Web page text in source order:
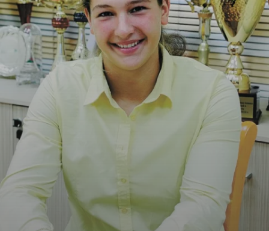
Праздники
Происшествия
Спорт
Экономика и бизнес
ПРОЕКТЫ
Издания
Медиаперсона
Интересное чтиво
Клиника года
Бренд года
Работодатель года